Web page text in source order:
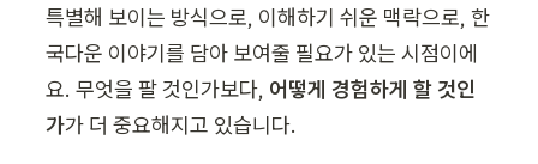
특별해 보이는 방식으로, 이해하기 쉬운 맥락으로, 한
국다운 이야기를 담아 보여줄 필요가 있는 시점이에
요. 무엇을 팔 것인가보다, 어떻게 경험하게 할 것인
가가 더 중요해지고 있습니다.